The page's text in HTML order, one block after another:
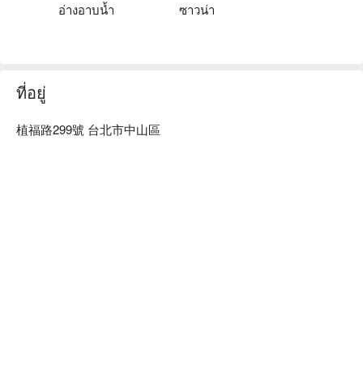
อ่างอาบน้ำ ซาวน่า
ที่อยู่
植福路299號 台北市中山區